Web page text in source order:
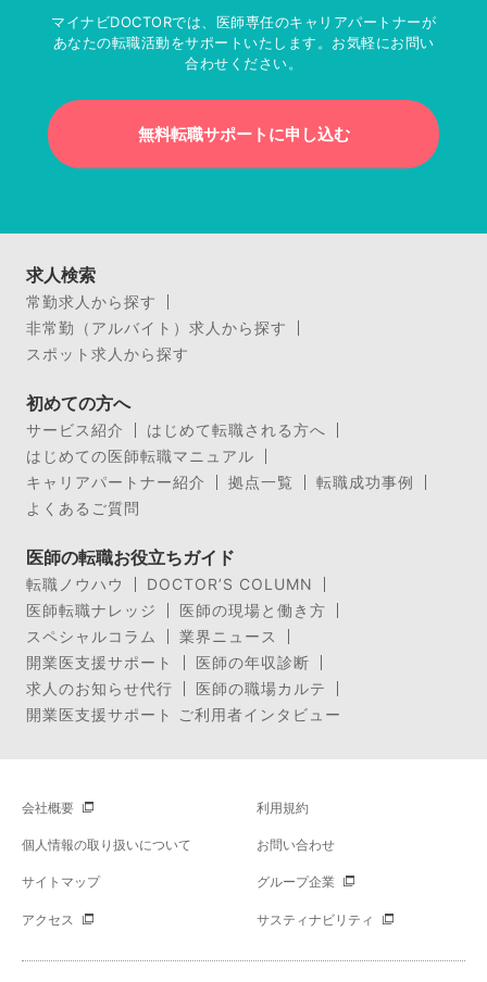
マイナビDOCTORでは、医師専任のキャリアパートナーが
あなたの転職活動をサポートいたします。お気軽にお問い
合わせください。
無料転職サポートに申し込む
求人検索
常勤求人から探す
非常勤（アルバイト）求人から探す
スポット求人から探す
初めての方へ
サービス紹介
はじめて転職される方へ
はじめての医師転職マニュアル
キャリアパートナー紹介
拠点一覧
転職成功事例
よくあるご質問
医師の転職お役立ちガイド
転職ノウハウ
DOCTOR’S COLUMN
医師転職ナレッジ
医師の現場と働き方
スペシャルコラム
業界ニュース
開業医支援サポート
医師の年収診断
求人のお知らせ代行
医師の職場カルテ
開業医支援サポート ご利用者インタビュー
会社概要 利用規約
個人情報の取り扱いについて お問い合わせ
サイトマップ グループ企業
アクセス サスティナビリティ